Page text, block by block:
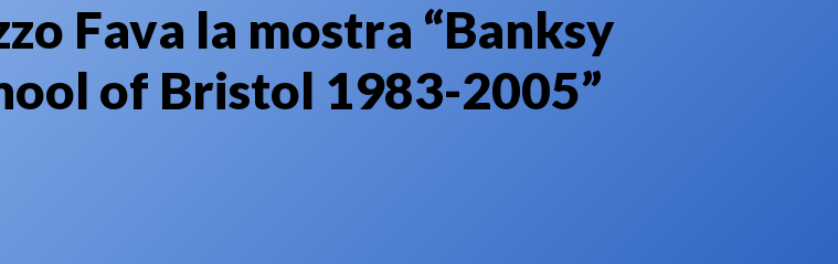
Fava la mostra “Banksy
of Bristol 1983-2005”